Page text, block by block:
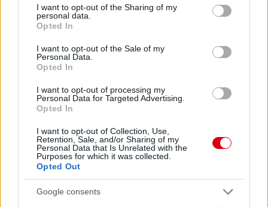
not limited to your visit or usage behaviour. You may click to
grant or deny consent to Google and its third-party tags to
use your data for below specified purposes in below Google
consent section.
I want to opt-out of the Sharing of my
personal data.
Opted In
I want to opt-out of the Sale of my
Personal Data.
Opted In
I want to opt-out of processing my
Personal Data for Targeted Advertising.
Opted In
I want to opt-out of Collection, Use,
Retention, Sale, and/or Sharing of my
Personal Data that Is Unrelated with the
Purposes for which it was collected.
Opted Out
Google consents
Meccs Center
Paris Saint-Germain
Manchester United